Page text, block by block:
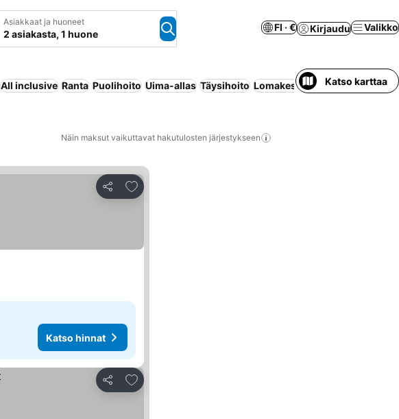
Asiakkaat ja huoneet
2 asiakasta, 1 huone
FI · € Kirjaudu Valikko
All inclusive Ranta Puolihoito Uima-allas Täysihoito Lomakeskus Huoneisto
Katso karttaa
Näin maksut vaikuttavat hakutulosten järjestykseen
Jaa
Lisää suosikkeihin
Katso hinnat
Jaa
Lisää suosikkeihin